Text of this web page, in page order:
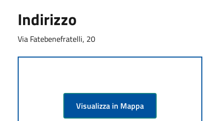
Indirizzo
Via Fatebenefratelli, 20
Visualizza in Mappa